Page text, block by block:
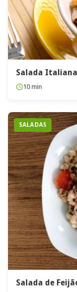
Salada Italiana
10 min
SALADAS
Salada de